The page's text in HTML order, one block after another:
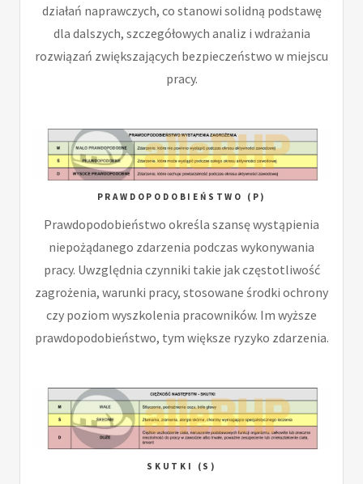
działań naprawczych, co stanowi solidną podstawę
dla dalszych, szczegółowych analiz i wdrażania
rozwiązań zwiększających bezpieczeństwo w miejscu
pracy.
PRAWDOPODOBIEŃSTWO (P)
Prawdopodobieństwo określa szansę wystąpienia
niepożądanego zdarzenia podczas wykonywania
pracy. Uwzględnia czynniki takie jak częstotliwość
zagrożenia, warunki pracy, stosowane środki ochrony
czy poziom wyszkolenia pracowników. Im wyższe
prawdopodobieństwo, tym większe ryzyko zdarzenia.
SKUTKI (S)